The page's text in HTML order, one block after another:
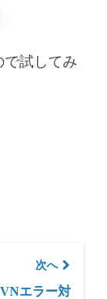
試してみ
次へ
エラー対